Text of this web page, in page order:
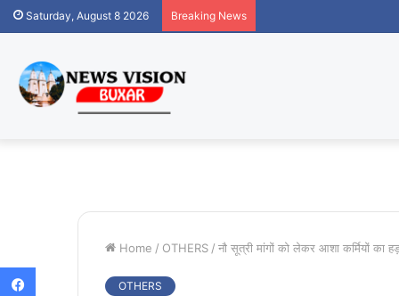
Saturday, August 8 2026 Breaking News
Home / OTHERS / नौ सूत्री मांगों को लेकर आशा कर्मियों का
OTHERS